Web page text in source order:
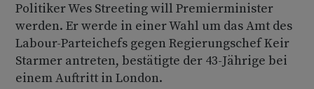
Politiker Wes Streeting will Premierminister
werden. Er werde in einer Wahl um das Amt des
Labour-Parteichefs gegen Regierungschef Keir
Starmer antreten, bestätigte der 43-Jährige bei
einem Auftritt in London.